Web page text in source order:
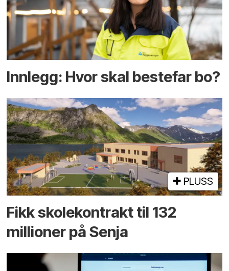
Innlegg: Hvor skal bestefar bo?
PLUSS
Fikk skole­kontrakt til 132
millioner på Senja